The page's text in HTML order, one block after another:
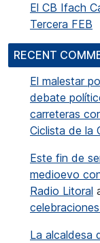
El CB Ifach
Tercera FEB
RECENT
El malestar
debate
carreteras
Ciclista de la
Este fin de
medioevo
Radio Litoral
La alcaldesa